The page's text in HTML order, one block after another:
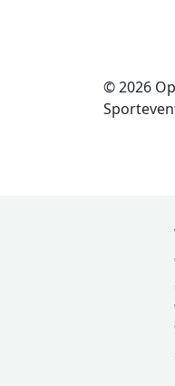
© 2026